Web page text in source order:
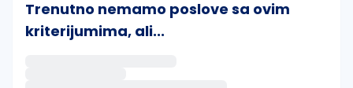
Trenutno nemamo poslove sa ovim
kriterijumima, ali...